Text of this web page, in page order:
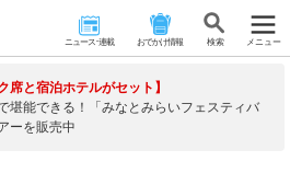
ニュース･連載 おでかけ情報 検 索 メニュー
席と宿泊ホテルがセット】
堪能できる！「みなとみらいフェスティバ
ーを販売中